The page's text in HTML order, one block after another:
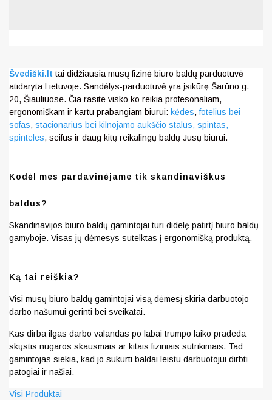
Švediški.lt tai didžiausia mūsų fizinė biuro baldų parduotuvė
atidaryta Lietuvoje. Sandėlys-parduotuvė yra įsikūrę Šarūno g.
20, Šiauliuose. Čia rasite visko ko reikia profesonaliam,
ergonomiškam ir kartu prabangiam biurui: kėdes,fotelius bei
sofas, stacionarius bei kilnojamo aukščio stalus, spintas,
spinteles, seifus ir daug kitų reikalingų baldų Jūsų biurui.
Kodėl mes pardavinėjame tik skandinaviškus
baldus?
Skandinavijos biuro baldų gamintojai turi didelę patirtį biuro baldų
gamyboje. Visas jų dėmesys sutelktas į ergonomišką produktą.
Ką tai reiškia?
Visi mūsų biuro baldų gamintojai visą dėmesį skiria darbuotojo
darbo našumui gerinti bei sveikatai.
Kas dirba ilgas darbo valandas po labai trumpo laiko pradeda
skųstis nugaros skausmais ar kitais fiziniais sutrikimais. Tad
gamintojas siekia, kad jo sukurti baldai leistu darbuotojui dirbti
patogiai ir našiai.
Visi Produktai